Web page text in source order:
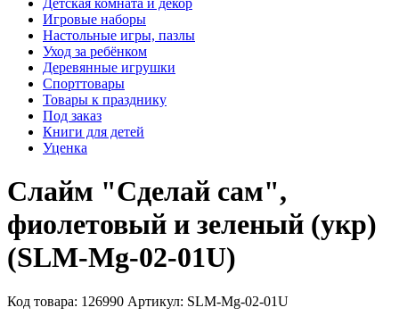
Игровые наборы
Настольные игры, пазлы
Уход за ребёнком
Деревянные игрушки
Спорттовары
Товары к празднику
Под заказ
Книги для детей
Уценка
Слайм "Сделай сам",
фиолетовый и зеленый (укр)
(SLM-Mg-02-01U)
Код товара: 126990 Артикул: SLM-Mg-02-01U